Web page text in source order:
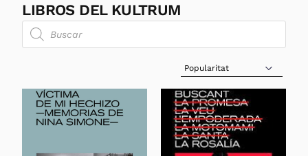
LIBROS DEL KULTRUM
Sort Products